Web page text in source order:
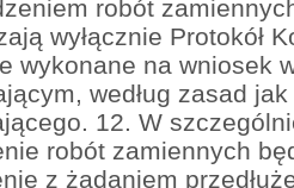
robót
wyłącznie Protokół
wykonane na wniosek
według zasad
12. W
robót zamiennych
z żądaniem